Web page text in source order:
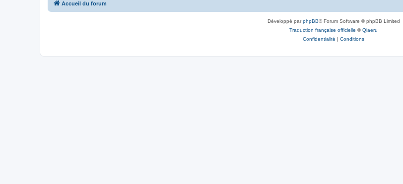
Accueil du forum
Développé parphpBB® Forum Software © phpBB Limited
Traduction française officielle ©Qiaeru
Confidentialité | Conditions